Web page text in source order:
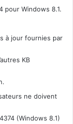
pour Windows 8.1.
à jour fournies par
KB
ne doivent
(Windows 8.1)